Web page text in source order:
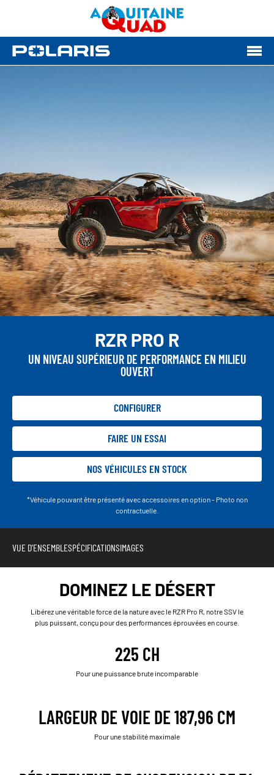
RZR PRO R
UN NIVEAU SUPÉRIEUR DE PERFORMANCE EN MILIEU
OUVERT
CONFIGURER
FAIRE UN ESSAI
NOS VÉHICULES EN STOCK
*Véhicule pouvant être présenté avec accessoires en option - Photo non
contractuelle.
VUE D'ENSEMBLESPÉCIFICATIONSIMAGES
DOMINEZ LE DÉSERT
Libérez une véritable force de la nature avec le RZR Pro R, notre SSV le
plus puissant, conçu pour des performances éprouvées en course.
225 CH
Pour une puissance brute incomparable
LARGEUR DE VOIE DE 187,96 CM
Pour une stabilité maximale